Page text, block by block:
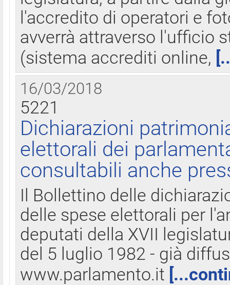
l'accredito di operatori e
avverrà attraverso l'ufficio
(sistema accrediti online,
16/03/2018
5221
Dichiarazioni
elettorali dei
consultabili anche
Il Bollettino delle
delle spese elettorali per
deputati della XVII
del 5 luglio 1982 - già
www.parlamento.it